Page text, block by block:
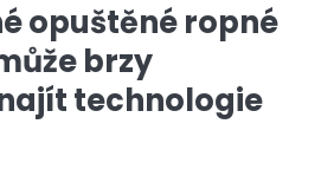
opuštěné ropné
brzy
technologie